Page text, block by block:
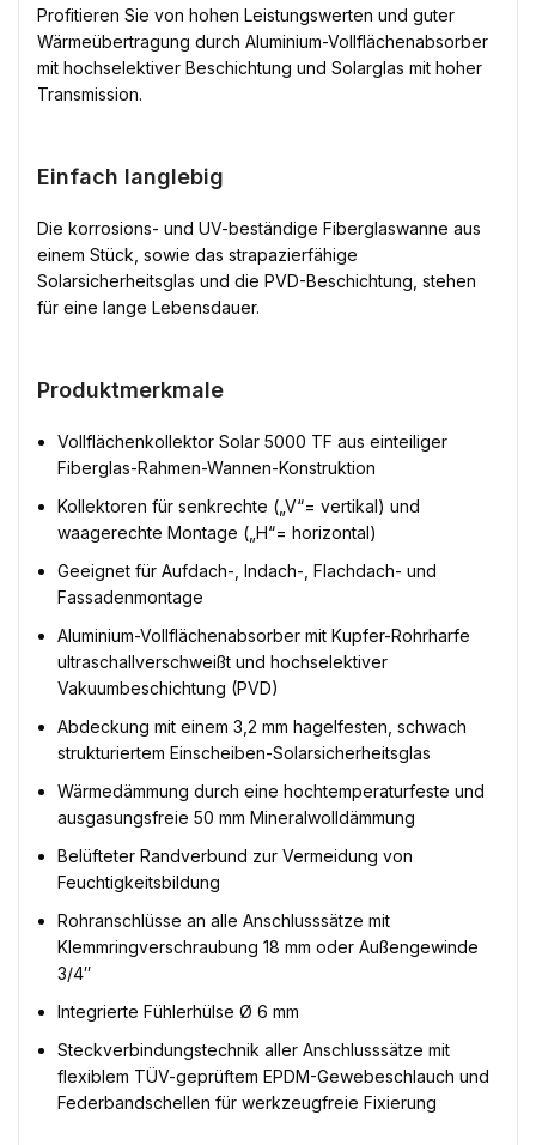
Profitieren Sie von hohen Leistungswerten und guter
Wärmeübertragung durch Aluminium-Vollflächenabsorber
mit hochselektiver Beschichtung und Solarglas mit hoher
Transmission.
Einfach langlebig
Die korrosions- und UV-beständige Fiberglaswanne aus
einem Stück, sowie das strapazierfähige
Solarsicherheitsglas und die PVD-Beschichtung, stehen
für eine lange Lebensdauer.
Produktmerkmale
Vollflächenkollektor Solar 5000 TF aus einteiliger
Fiberglas-Rahmen-Wannen-Konstruktion
Kollektoren für senkrechte („V“= vertikal) und
waagerechte Montage („H“= horizontal)
Geeignet für Aufdach-, Indach-, Flachdach- und
Fassadenmontage
Aluminium-Vollflächenabsorber mit Kupfer-Rohrharfe
ultraschallverschweißt und hochselektiver
Vakuumbeschichtung (PVD)
Abdeckung mit einem 3,2 mm hagelfesten, schwach
strukturiertem Einscheiben-Solarsicherheitsglas
Wärmedämmung durch eine hochtemperaturfeste und
ausgasungsfreie 50 mm Mineralwolldämmung
Belüfteter Randverbund zur Vermeidung von
Feuchtigkeitsbildung
Rohranschlüsse an alle Anschlusssätze mit
Klemmringverschraubung 18 mm oder Außengewinde
3/4″
Integrierte Fühlerhülse Ø 6 mm
Steckverbindungstechnik aller Anschlusssätze mit
flexiblem TÜV-geprüftem EPDM-Gewebeschlauch und
Federbandschellen für werkzeugfreie Fixierung